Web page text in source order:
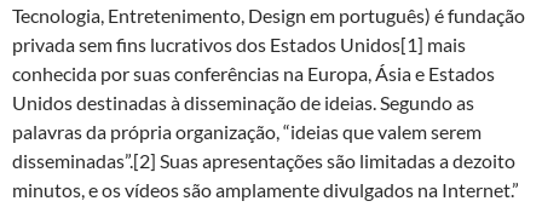
Tecnologia, Entretenimento, Design em português) é fundação
privada sem fins lucrativos dos Estados Unidos[1] mais
conhecida por suas conferências na Europa, Ásia e Estados
Unidos destinadas à disseminação de ideias. Segundo as
palavras da própria organização, “ideias que valem serem
disseminadas”.[2] Suas apresentações são limitadas a dezoito
minutos, e os vídeos são amplamente divulgados na Internet.”